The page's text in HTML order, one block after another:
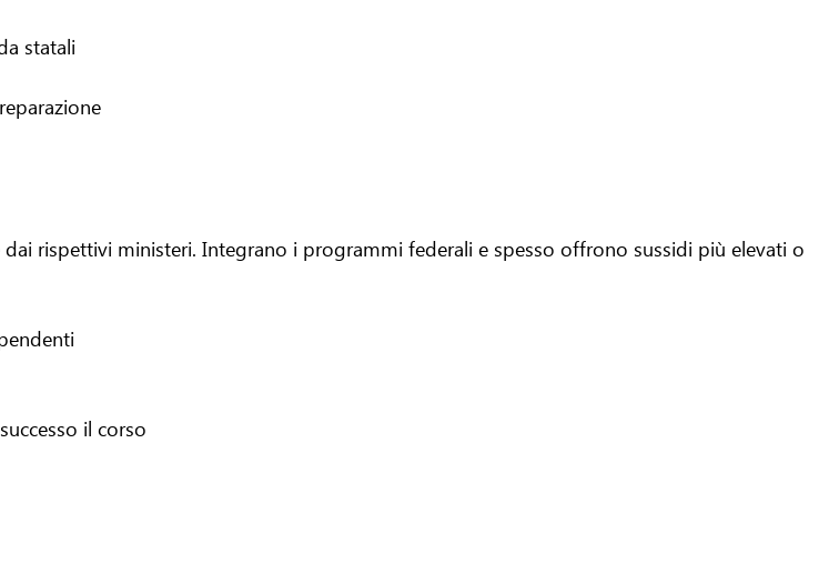
statali
rispettivi ministeri. Integrano i programmi federali e spesso offrono sussidi più elevati o
il corso